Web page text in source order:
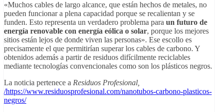
«Muchos cables de largo alcance, que están hechos de metales, no
pueden funcionar a plena capacidad porque se recalientan y se
funden. Esto representa un verdadero problema para un futuro de
energía renovable con energía eólica o solar, porque los mejores
sitios están lejos de donde viven las personas». Ese escollo es
precisamente el que permitirían superar los cables de carbono. Y
obtenidos además a partir de residuos difícilmente reciclables
mediante tecnologías convencionales como son los plásticos negros.
La noticia pertenece a Residuos Profesional,
/https://www.residuosprofesional.com/nanotubos-carbono-plasticos-
negros/